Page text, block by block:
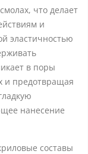
что делает
и
эластичностью
в поры
и предотвращая
нанесение
составы